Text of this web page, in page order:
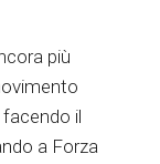
più
il
a Forza